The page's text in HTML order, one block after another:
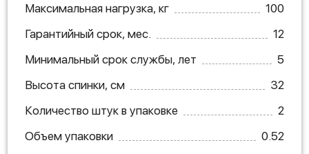
Максимальная нагрузка, кг
100
Гарантийный срок, мес.
12
Минимальный срок службы, лет
5
Высота спинки, см
32
Количество штук в упаковке
2
Объем упаковки
0.52